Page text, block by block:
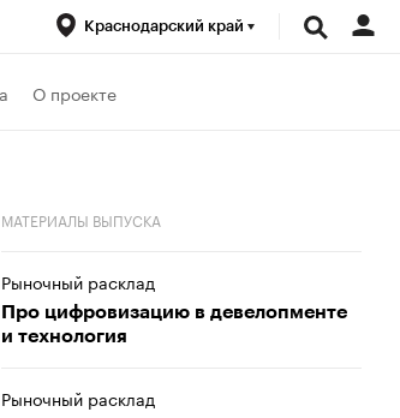
Краснодарский край
О проекте
МАТЕРИАЛЫ ВЫПУСКА
Рыночный расклад
Про цифровизацию в девелопменте
и технология
Рыночный расклад